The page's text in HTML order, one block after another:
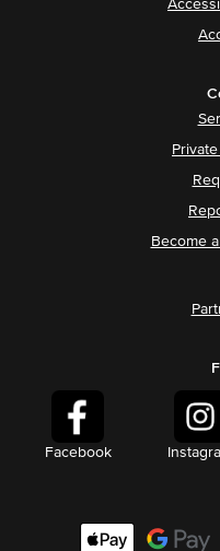
Become
Facebook